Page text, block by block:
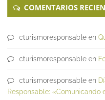
COMENTARIOS
cturismoresponsable en
cturismoresponsable en
cturismoresponsable en
Responsable: «Comunicando